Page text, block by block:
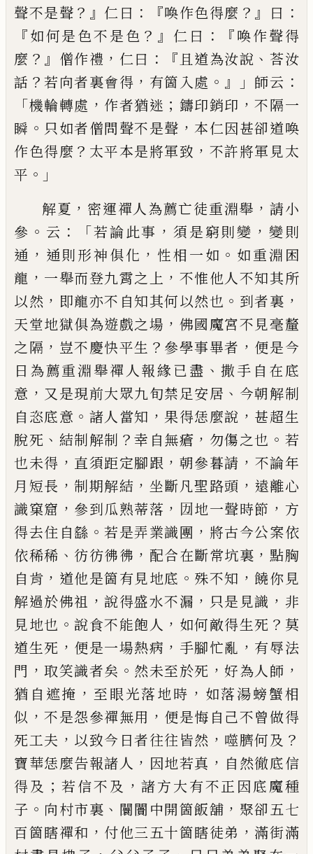
聲不是聲 ？』 仁曰 ：『喚作色得麼 ？』 曰 ：
『如何是色不是色 ？』 仁曰 ：『喚作聲得
麼 ？』 僧作禮 ， 仁曰 ：『 且道為汝說 、荅汝
話 ？若向者裏會得 ， 有箇入處 。』」 師云 ：
「機輪轉處 ， 作者猶迷 ； 鑄印銷印 ，不隔一
瞬 。 只如者僧問聲不是聲 ，本仁因甚卻道喚
作色得麼 ？ 太平本是將軍致 ， 不許將軍見太
平 。」
解夏 ， 密運禪人為薦亡徒重淵舉 ， 請小
參 。 云 ：「若論此事 ， 須是窮則變 ， 變則
通 ， 通則形神俱化 ， 性相一如 。 如重淵困
龍 ， 一舉而登九霄之上 ， 不惟他人不知其所
以然 ， 即龍亦不自知其何以然也 。 到者裏 ，
天堂地獄俱為遊戲之場 ， 佛國魔宮不見毫釐
之隔 ， 豈不慶快平生 ？ 參學事畢者 ， 便是今
日為薦重淵舉禪人報緣 已盡 、撒手自在底
意 ， 又是現前大眾九旬禁足安居 、 今朝解制
自恣底意 。 諸人當知 ， 果得恁麼說 ， 甚超生
脫死 、 結制解制 ？幸自無瘡 ， 勿傷之也 。 若
也未得 ， 直須距定腳跟 ， 朝參暮請 ， 不論年
月短長 ，制期解結 ， 坐斷凡聖路頭 ， 遠離心
識窠窟 ， 參到瓜熟蒂落 ， 㘞地一聲時節 ， 方
得去住自繇 。若是弄業識團 ， 將古今公案依
依稀稀 、 彷彷彿彿 ， 配合在斷常坑裏 ，點胸
自肯 ， 道他是箇有見地底 。 殊不知 ，饒你見
解過於佛祖 ，說得盛水不漏 ， 只是見識 ， 非
見地也 。說食不能飽人 ， 如何敵得生死 ？ 莫
道生死 ， 便是一場熱病 ， 手腳忙亂 ， 有辱法
門 ，取笑識者矣 。 然未至於死 ，好為人師 ，
猶自遮掩 ， 至眼光落地時 ， 如落湯螃蟹相
似 ，不是怨參禪無用 ， 便是悔自己不曾做得
死工夫 ， 以致今日者往往皆然 ， 噬臍何及 ？
寶華恁麼告報諸人 ， 因地若真 ， 自然徹底信
得及 ； 若信不及 ，諸方大有不正因底魔種
子 。 向村市裏 、 闤闠中開箇飯舖 ， 聚卻五七
百箇瞎禪和 ， 付他三五十箇瞎徒弟 ， 滿街滿